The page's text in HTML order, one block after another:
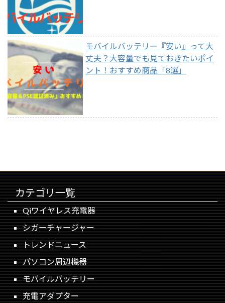
モバイルバッテリー『安い』って大
丈夫？大容量でも見ておきたいポイ
ント！おすすめ商品「8選」
カテゴリ一覧
Qiワイヤレス充電器
シガーチャージャー
トレンドニュース
パソコン周辺機器
モバイルバッテリー
充電アダプター